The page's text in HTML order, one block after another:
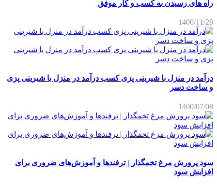
راه های رسیدن به کسب و کار موفق
1400/11/28
درآمد در منزل با شیرینی پزی کسب درآمد در منزل با شیرینی پزی
و ساخت دسر
1400/07/08
سود پرورش مرغ تخمگذار | ترفندها و آموزش‌های ضروری برای
افزایش سود